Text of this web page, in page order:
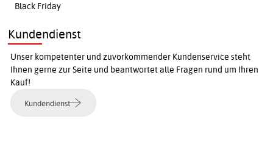
Black Friday
Kundendienst
Unser kompetenter und zuvorkommender Kundenservice steht
Ihnen gerne zur Seite und beantwortet alle Fragen rund um Ihren
Kauf!
Kundendienst